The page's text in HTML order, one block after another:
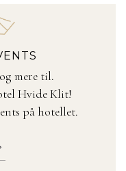
mere til.
Hvide Klit!
på hotellet.